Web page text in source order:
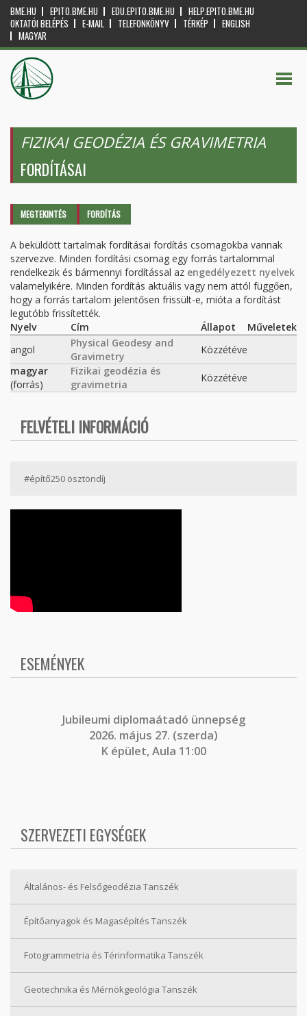
BME.HU EPITO.BME.HU EDU.EPITO.BME.HU
HELP.EPITO.BME.HU
OKTATÓI BELÉPÉS
E-MAIL TELEFONKÖNYV TÉRKÉP
ENGLISH
MAGYAR
FIZIKAI GEODÉZIA ÉS GRAVIMETRIA
FORDÍTÁSAI
Elsődleges fülek
MEGTEKINTÉS FORDÍTÁS
A beküldött tartalmak fordításai fordítás csomagokba vannak
szervezve. Minden fordítási csomag egy forrás tartalommal
rendelkezik és bármennyi fordítással az engedélyezett nyelvek
valamelyikére. Minden fordítás aktuális vagy nem attól függően,
hogy a forrás tartalom jelentősen frissült-e, mióta a fordítást
legutóbb frissítették.
Nyelv
Cím Állapot
Műveletek
angol
Physical Geodesy and
Gravimetry
Közzétéve
magyar
(forrás)
Fizikai geodézia és
gravimetria
Közzétéve
FELVÉTELI INFORMÁCIÓ
#építő250 ösztöndíj
ESEMÉNYEK
Jubileumi diplomaátadó ünnepség
2026. május 27. (szerda)
K épület, Aula 11:00
SZERVEZETI EGYSÉGEK
Általános- és Felsőgeodézia Tanszék
Építőanyagok és Magasépítés Tanszék
Fotogrammetria és Térinformatika Tanszék
Geotechnika és Mérnökgeológia Tanszék